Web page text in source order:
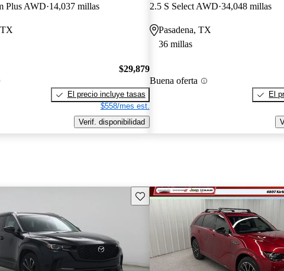
Plus AWD 14,037 millas
$29,879
El precio incluye tasas
$558/mes est.
Verif. disponibilidad
2.5 S Select AWD 34,048 millas
Pasadena, TX
36 millas
Buena oferta
El
Guarda este Aviso